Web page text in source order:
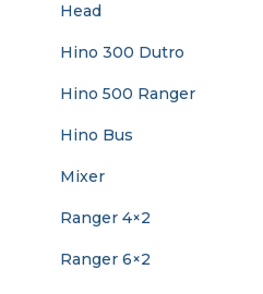
Head
Hino 300 Dutro
Hino 500 Ranger
Hino Bus
Mixer
Ranger 4×2
Ranger 6×2